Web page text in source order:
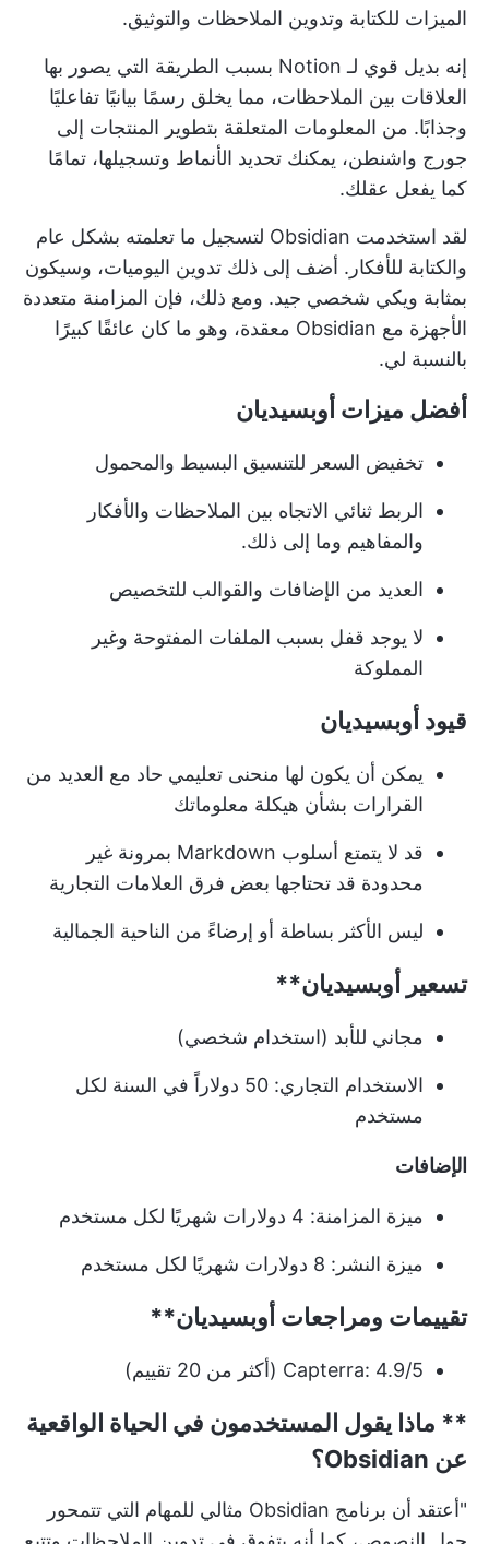
الميزات للكتابة وتدوين الملاحظات والتوثيق.
إنه بديل قوي لـ Notion بسبب الطريقة التي يصور بها
العلاقات بين الملاحظات، مما يخلق رسمًا بيانيًا تفاعليًا
وجذابًا. من المعلومات المتعلقة بتطوير المنتجات إلى
جورج واشنطن، يمكنك تحديد الأنماط وتسجيلها، تمامًا
كما يفعل عقلك.
لقد استخدمت Obsidian لتسجيل ما تعلمته بشكل عام
والكتابة للأفكار. أضف إلى ذلك تدوين اليوميات، وسيكون
بمثابة ويكي شخصي جيد. ومع ذلك، فإن المزامنة متعددة
الأجهزة مع Obsidian معقدة، وهو ما كان عائقًا كبيرًا
بالنسبة لي.
أفضل ميزات أوبسيديان
تخفيض السعر للتنسيق البسيط والمحمول
الربط ثنائي الاتجاه بين الملاحظات والأفكار
والمفاهيم وما إلى ذلك.
العديد من الإضافات والقوالب للتخصيص
لا يوجد قفل بسبب الملفات المفتوحة وغير
المملوكة
قيود أوبسيديان
يمكن أن يكون لها منحنى تعليمي حاد مع العديد من
القرارات بشأن هيكلة معلوماتك
قد لا يتمتع أسلوب Markdown بمرونة غير
محدودة قد تحتاجها بعض فرق العلامات التجارية
ليس الأكثر بساطة أو إرضاءً من الناحية الجمالية
تسعير أوبسيديان**
مجاني للأبد (استخدام شخصي)
الاستخدام التجاري: 50 دولاراً في السنة لكل
مستخدم
الإضافات
ميزة المزامنة: 4 دولارات شهريًا لكل مستخدم
ميزة النشر: 8 دولارات شهريًا لكل مستخدم
تقييمات ومراجعات أوبسيديان**
Capterra: 4.9/5 (أكثر من 20 تقييم)
** ماذا يقول المستخدمون في الحياة الواقعية
عن Obsidian؟
"أعتقد أن برنامج Obsidian مثالي للمهام التي تتمحور